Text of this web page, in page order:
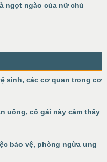
ngọt ngào của nữ chủ
sinh, các cơ quan trong cơ
uống, cô gái này cảm thấy
bảo vệ, phòng ngừa ung